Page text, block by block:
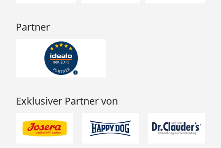
Partner
Exklusiver Partner von